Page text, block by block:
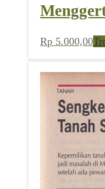
Rp 5.000,00